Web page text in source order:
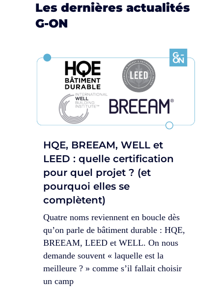
Les dernières actualités
G-ON
HQE, BREEAM, WELL et
LEED : quelle certification
pour quel projet ? (et
pourquoi elles se
complètent)
Quatre noms reviennent en boucle dès
qu’on parle de bâtiment durable : HQE,
BREEAM, LEED et WELL. On nous
demande souvent « laquelle est la
meilleure ? » comme s’il fallait choisir
un camp